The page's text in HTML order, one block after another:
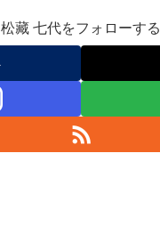
松藏 七代をフォローする